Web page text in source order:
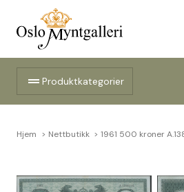
drag_handle Produktkategorier
Hjem Nettbutikk 1961 500 kroner